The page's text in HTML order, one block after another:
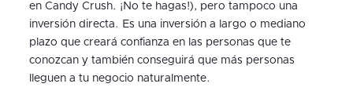
en Candy Crush. ¡No te hagas!), pero tampoco una
inversión directa. Es una inversión a largo o mediano
plazo que creará confianza en las personas que te
conozcan y también conseguirá que más personas
lleguen a tu negocio naturalmente.